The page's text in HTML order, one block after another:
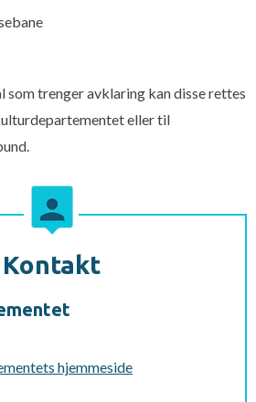
som trenger avklaring kan disse rettes
eller til
Kontakt
hjemmeside